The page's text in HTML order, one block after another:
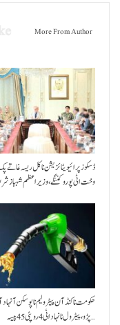
More From Author
ڈسکوز پرائیویٹائزیشن نا کل ریسہ
وخت اٹی پورو کننگے ،وزیراعظم شہباز
حکومت نا کنڈ آن پیٹرولیم نا پوسکن آ نہاد
پڑو،پیٹرول نا نہاد اٹی 4 روپئی 45 پیسہ…